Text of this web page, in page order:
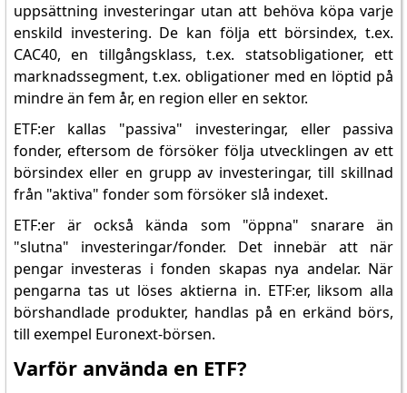
uppsättning investeringar utan att behöva köpa varje
enskild investering. De kan följa ett börsindex, t.ex.
CAC40, en tillgångsklass, t.ex. statsobligationer, ett
marknadssegment, t.ex. obligationer med en löptid på
mindre än fem år, en region eller en sektor.
ETF:er kallas "passiva" investeringar, eller passiva
fonder, eftersom de försöker följa utvecklingen av ett
börsindex eller en grupp av investeringar, till skillnad
från "aktiva" fonder som försöker slå indexet.
ETF:er är också kända som "öppna" snarare än
"slutna" investeringar/fonder. Det innebär att när
pengar investeras i fonden skapas nya andelar. När
pengarna tas ut löses aktierna in. ETF:er, liksom alla
börshandlade produkter, handlas på en erkänd börs,
till exempel Euronext-börsen.
Varför använda en ETF?